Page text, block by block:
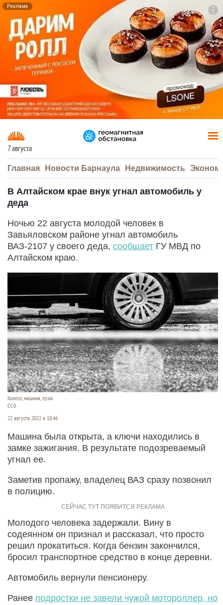
Реклама
7 августа
Главная Новости Барнаула Недвижимость
В Алтайском крае внук угнал автомобиль у
деда
Ночью 22 августа молодой человек в
Завьяловском районе угнал автомобиль
ВАЗ-2107 у своего деда, сообщает ГУ МВД по
Алтайском краю.
Колесо, машина, лужа
СС0
22 августа 2022 в 18:46
Машина была открыта, а ключи находились в
замке зажигания. В результате подозреваемый
угнал ее.
Заметив пропажу, владелец ВАЗ сразу позвонил
в полицию.
Молодого человека задержали. Вину в
содеянном он признал и рассказал, что просто
решил прокатиться. Когда бензин закончился,
бросил транспортное средство в конце деревни.
Автомобиль вернули пенсионеру.
Ранее подростки не завели чужой мотороллер, но